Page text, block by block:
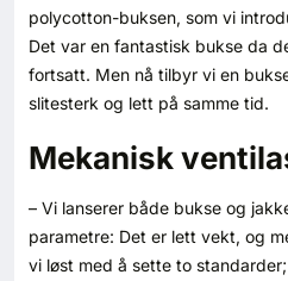
SE
polycotton-buksen, som vi
Det var en fantastisk bukse da
fortsatt. Men nå tilbyr vi en
slitesterk og lett på samme tid.
Mekanisk
– Vi lanserer både bukse og
parametre: Det er lett vekt, og
vi løst med å sette to